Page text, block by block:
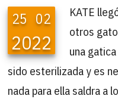
25 02
2022
KATE
otros
una
sido esterilizada y es
nada para ella saldra a